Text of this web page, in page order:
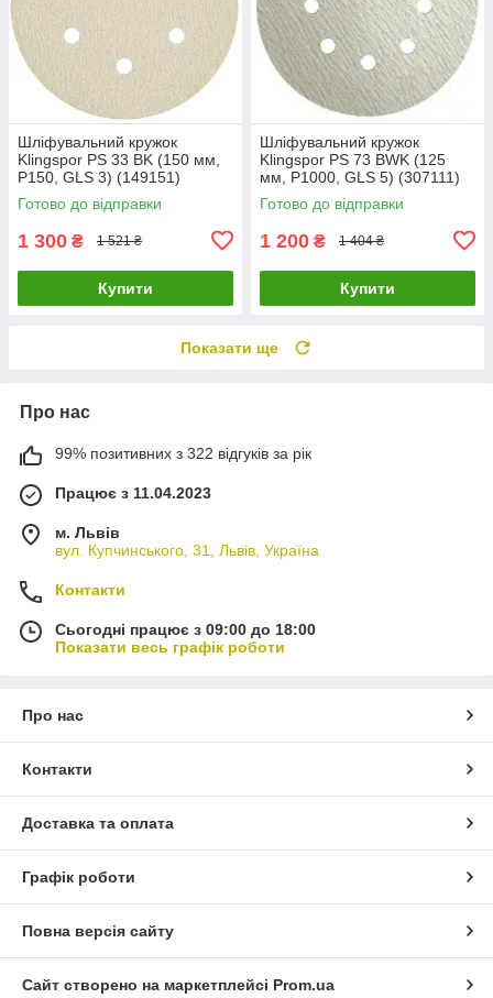
Шліфувальний кружок
Klingspor PS 33 BK (150 мм,
Р150, GLS 3) (149151)
Готово до відправки
1 300 ₴ 1 521 ₴
Купити
Шліфувальний кружок
Klingspor PS 73 BWK (125
мм, Р1000, GLS 5) (307111)
Готово до відправки
1 200 ₴ 1 404 ₴
Купити
Показати ще
Про нас
99% позитивних з 322 відгуків за рік
Працює з 11.04.2023
м. Львів
вул. Купчинського, 31, Львів, Україна
Контакти
Сьогодні працює з 09:00 до 18:00
Показати весь графік роботи
Про нас
Контакти
Доставка та оплата
Графік роботи
Повна версія сайту
Сайт створено на маркетплейсі Prom.ua